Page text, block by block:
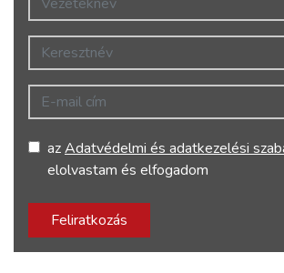
Keresztnév
E-mail cím
azAdatvédelmi és adatkezelési
elolvastam és elfogadom
Feliratkozás